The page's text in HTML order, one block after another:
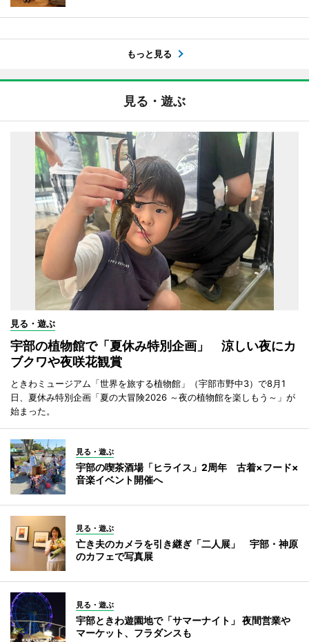
もっと見る
見る・遊ぶ
見る・遊ぶ
宇部の植物館で「夏休み特別企画」 涼しい夜にカ
ブクワや夜咲花観賞
ときわミュージアム「世界を旅する植物館」（宇部市野中3）で8月1
日、夏休み特別企画「夏の大冒険2026 ～夜の植物館を楽しもう～」が
始まった。
見る・遊ぶ
宇部の喫茶酒場「ヒライス」2周年 古着×フード×
音楽イベント開催へ
見る・遊ぶ
亡き夫のカメラを引き継ぎ「二人展」 宇部・神原
のカフェで写真展
見る・遊ぶ
宇部ときわ遊園地で「サマーナイト」 夜間営業や
マーケット、フラダンスも